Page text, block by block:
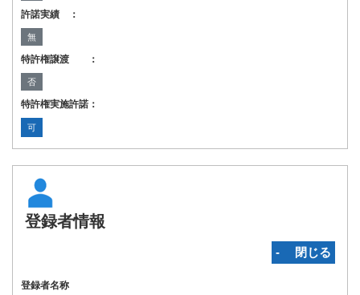
許諾実績 ：
無
特許権譲渡 ：
否
特許権実施許諾：
可
登録者情報
‐ 閉じる
登録者名称